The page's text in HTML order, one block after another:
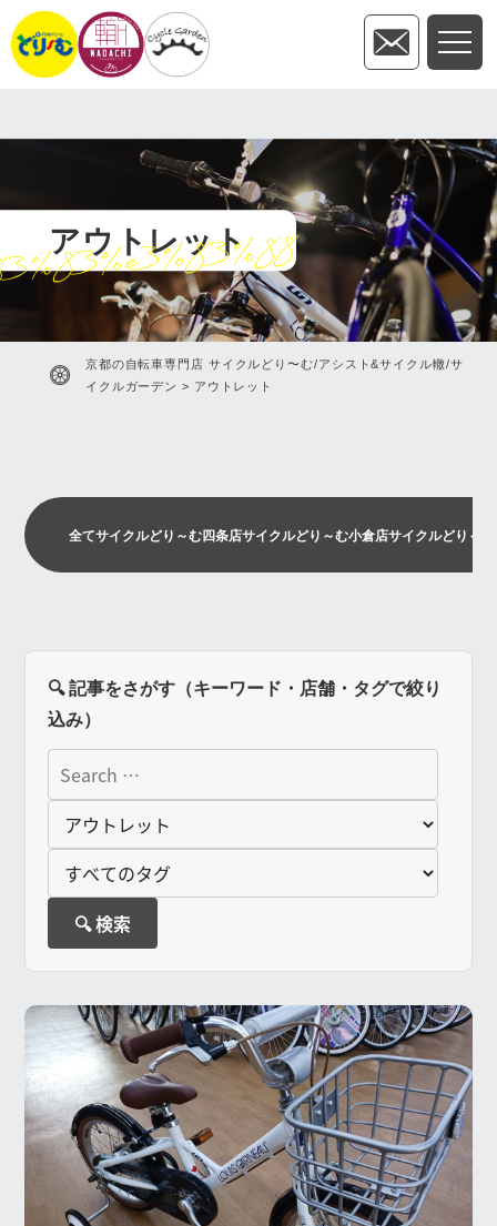
アウトレット
京都の自転車専門店 サイクルどり〜む/アシスト&サイクル轍/サ
イクルガーデン > アウトレット
全てサイクルどり～む四条店サイクルどり～む小倉店サイクルどり～